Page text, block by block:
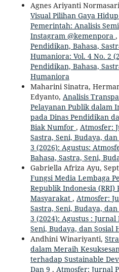
Agnes Ariyanti
Visual Pilihan Gaya
Pemerintah: Analisis
Instagram @kemenpora ,
Pendidikan, Bahasa,
Humaniora: Vol. 4 No. 2
Pendidikan, Bahasa,
Humaniora
Maharini Sinatra,
Edyanto, Analisis
Pelayanan Publik dalam
pada Dinas Pendidikan
Biak Numfor , Atmosfer:
Sastra, Seni, Budaya,
3 (2026): Agustus:
Bahasa, Sastra, Seni,
Gabriella Afriza Ayu,
Fungsi Media Lembaga
Republik Indonesia (RRI)
Masyarakat , Atmosfer:
Sastra, Seni, Budaya,
3 (2024): Agustus :
Seni, Budaya, dan Sosial
Andhini Winariyanti,
dalam Meraih
terhadap Sustainable
Dan 9 , Atmosfer: Jurnal